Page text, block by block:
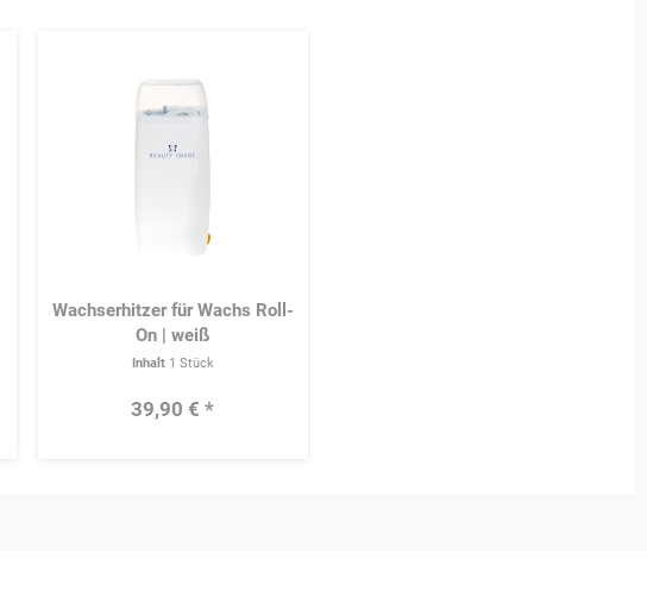
Wachserhitzer für Wachs Roll-
On | weiß
Inhalt 1 Stück
39,90 € *